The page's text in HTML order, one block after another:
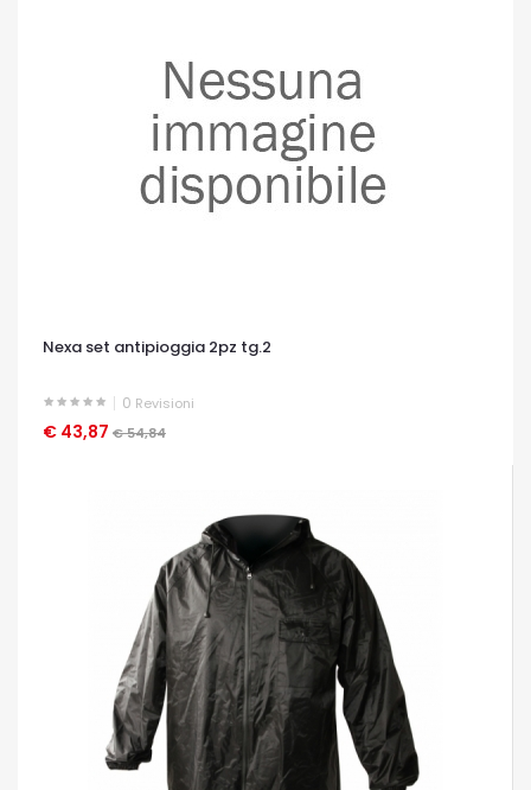
Nexa set antipioggia 2pz tg.2
0 Revisioni
€ 43,87 € 54,84
OCCHIATA VELOCE